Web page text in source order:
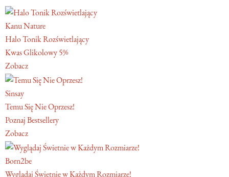
Kanu Nature
Halo Tonik Rozświetlający
Kwas Glikolowy 5%
Zobacz
Sinsay
Temu Się Nie Oprzesz!
Poznaj Bestsellery
Zobacz
Born2be
Wyglądaj Świetnie w Każdym Rozmiarze!